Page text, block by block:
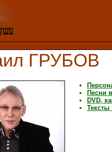
ГРУБОВ
Песни
DVD,
Тексты